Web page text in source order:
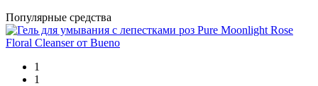
Популярные средства
1
1